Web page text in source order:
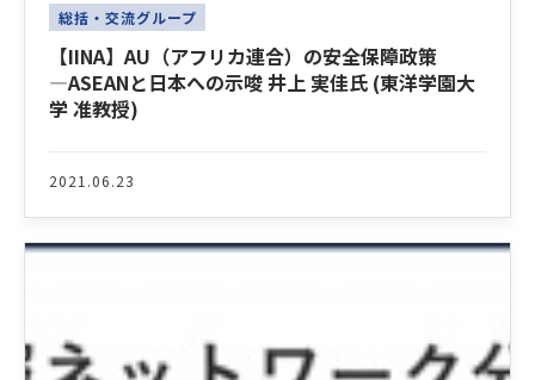
総括・交流グループ
【IINA】AU（アフリカ連合）の安全保障政策
―ASEANと日本への示唆 井上 実佳氏 (東洋学園大
学 准教授)
2021.06.23